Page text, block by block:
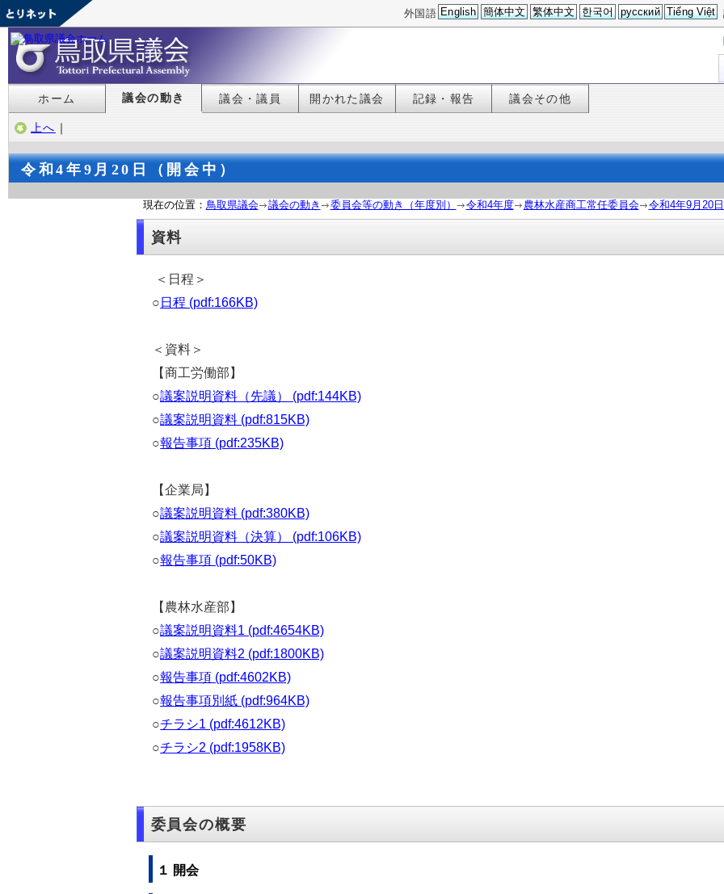
外国語 English 簡体中文 繁体中文 한국어 русский Tiếng Việt
ホーム 議会の動き 議会・議員 開かれた議会 記録・報告 議会その他
上へ ｜
令和4年9月20日（開会中）
現在の位置： 鳥取県議会 議会の動き 委員会等の動き（年度別） 令和4年度 農林水産商工常任委員会 令和4年9月20日
資料
＜日程＞
○ 日程 (pdf:166KB)
＜資料＞
【商工労働部】
○議案説明資料（先議） (pdf:144KB)
○議案説明資料 (pdf:815KB)
○報告事項 (pdf:235KB)
【企業局】
○議案説明資料 (pdf:380KB)
○議案説明資料（決算） (pdf:106KB)
○報告事項 (pdf:50KB)
【農林水産部】
○議案説明資料1 (pdf:4654KB)
○議案説明資料2 (pdf:1800KB)
○報告事項 (pdf:4602KB)
○報告事項別紙 (pdf:964KB)
○チラシ1 (pdf:4612KB)
○チラシ2 (pdf:1958KB)
委員会の概要
１ 開会